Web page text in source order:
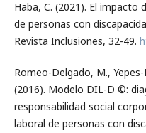
Haba, C. (2021). El impacto
de personas con
Revista Inclusiones, 32-49.
Romeo-Delgado, M.,
(2016). Modelo DIL-D ©:
responsabilidad social
laboral de personas con